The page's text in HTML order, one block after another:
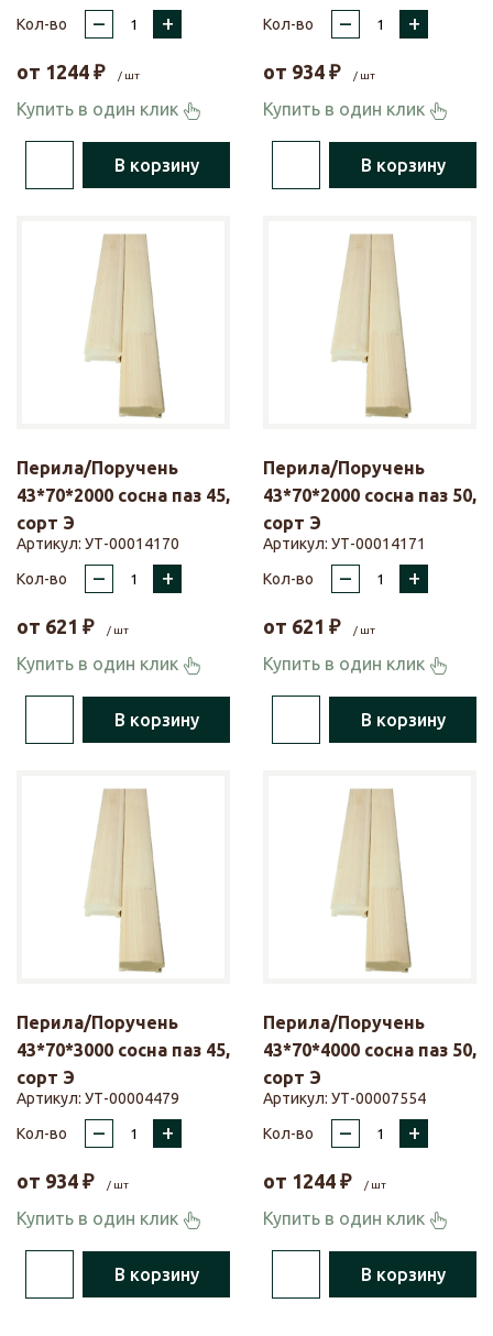
Кол-во
– +
от 1244 ₽ / шт
Купить в один клик
В корзину
Кол-во
– +
от 934 ₽ / шт
Купить в один клик
В корзину
Перила/Поручень
43*70*2000 сосна паз 45,
сорт Э
Артикул: УТ-00014170
Кол-во
– +
от 621 ₽ / шт
Купить в один клик
В корзину
Перила/Поручень
43*70*2000 сосна паз 50,
сорт Э
Артикул: УТ-00014171
Кол-во
– +
от 621 ₽ / шт
Купить в один клик
В корзину
Перила/Поручень
43*70*3000 сосна паз 45,
сорт Э
Артикул: УТ-00004479
Кол-во
– +
от 934 ₽ / шт
Купить в один клик
В корзину
Перила/Поручень
43*70*4000 сосна паз 50,
сорт Э
Артикул: УТ-00007554
Кол-во
– +
от 1244 ₽ / шт
Купить в один клик
В корзину